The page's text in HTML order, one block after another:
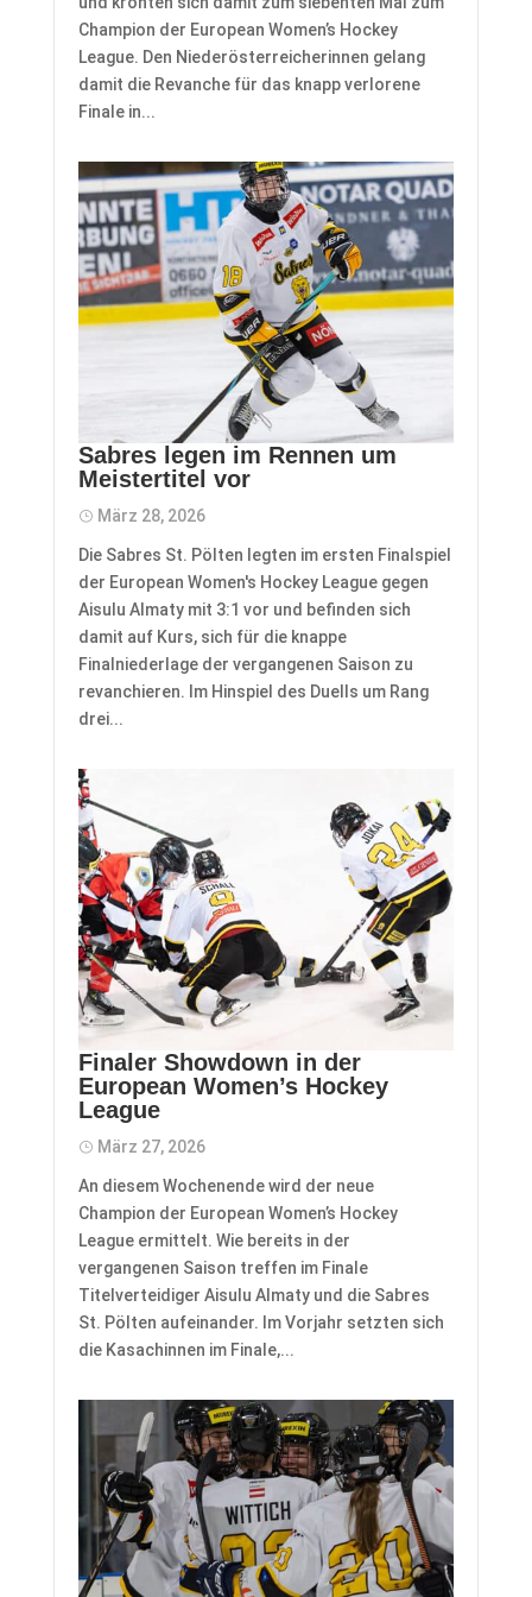
Champion der European Women’s Hockey
League. Den Niederösterreicherinnen gelang
damit die Revanche für das knapp verlorene
Finale in...
Sabres legen im Rennen um
Meistertitel vor
März 28, 2026
Die Sabres St. Pölten legten im ersten Finalspiel
der European Women's Hockey League gegen
Aisulu Almaty mit 3:1 vor und befinden sich
damit auf Kurs, sich für die knappe
Finalniederlage der vergangenen Saison zu
revanchieren. Im Hinspiel des Duells um Rang
drei...
Finaler Showdown in der
European Women’s Hockey
League
März 27, 2026
An diesem Wochenende wird der neue
Champion der European Women’s Hockey
League ermittelt. Wie bereits in der
vergangenen Saison treffen im Finale
Titelverteidiger Aisulu Almaty und die Sabres
St. Pölten aufeinander. Im Vorjahr setzten sich
die Kasachinnen im Finale,...